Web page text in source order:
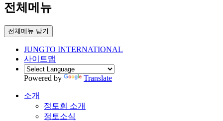
전체메뉴
전체메뉴 닫기
JUNGTO INTERNATIONAL
사이트맵
Powered by Translate
소개
정토회 소개
정토소식